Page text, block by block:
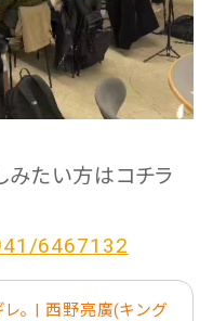
みたい方はコチラ
6467132
。 | 西野亮廣(キング